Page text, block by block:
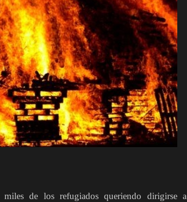
miles de los refugiados queriendo dirigirse a